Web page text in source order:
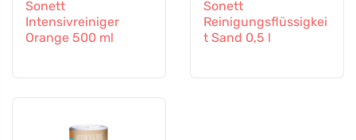
Sonett
Intensivreiniger
Orange 500 ml
Sonett
Reinigungsflüssigkei
t Sand 0,5 l